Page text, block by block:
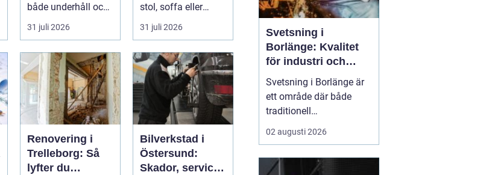
både underhåll och
renovering. Färg,
rost, smu...
31 juli 2026
stol, soffa eller
fåtölj slängas,
säljas billi...
31 juli 2026
Renovering i
Trelleborg: Så
lyfter du
Bilverkstad i
Östersund:
Skador, service
Svetsning i
Borlänge: Kvalitet
för industri och
konstruktion
Svetsning i Borlänge är
ett område där både
traditionell
verkstadsindustri och
moderna
möts. I takt med att
02 augusti 2026